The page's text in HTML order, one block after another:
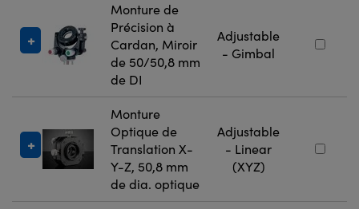
Monture de
Précision à
Cardan, Miroir
de 50/50,8 mm
de DI
Adjustable
- Gimbal
Monture
Optique de
Translation X-
Y-Z, 50,8 mm
de dia. optique
Adjustable
- Linear
(XYZ)